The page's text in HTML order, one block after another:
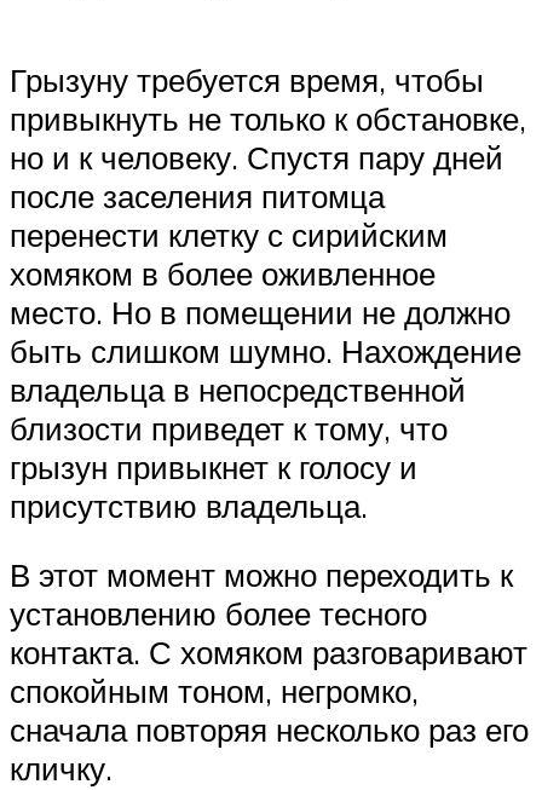
Грызуну требуется время, чтобы
привыкнуть не только к обстановке,
но и к человеку. Спустя пару дней
после заселения питомца
перенести клетку с сирийским
хомяком в более оживленное
место. Но в помещении не должно
быть слишком шумно. Нахождение
владельца в непосредственной
близости приведет к тому, что
грызун привыкнет к голосу и
присутствию владельца.
В этот момент можно переходить к
установлению более тесного
контакта. С хомяком разговаривают
спокойным тоном, негромко,
сначала повторяя несколько раз его
кличку.